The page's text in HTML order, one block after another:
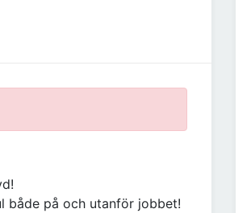
både på och utanför jobbet!